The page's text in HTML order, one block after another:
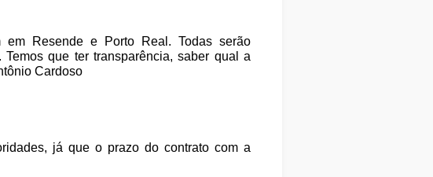
Resende e Porto Real. Todas serão
que ter transparência, saber qual a
Cardoso
já que o prazo do contrato com a